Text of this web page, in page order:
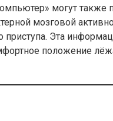
могут также
мозговой
приступа. Эта
положение